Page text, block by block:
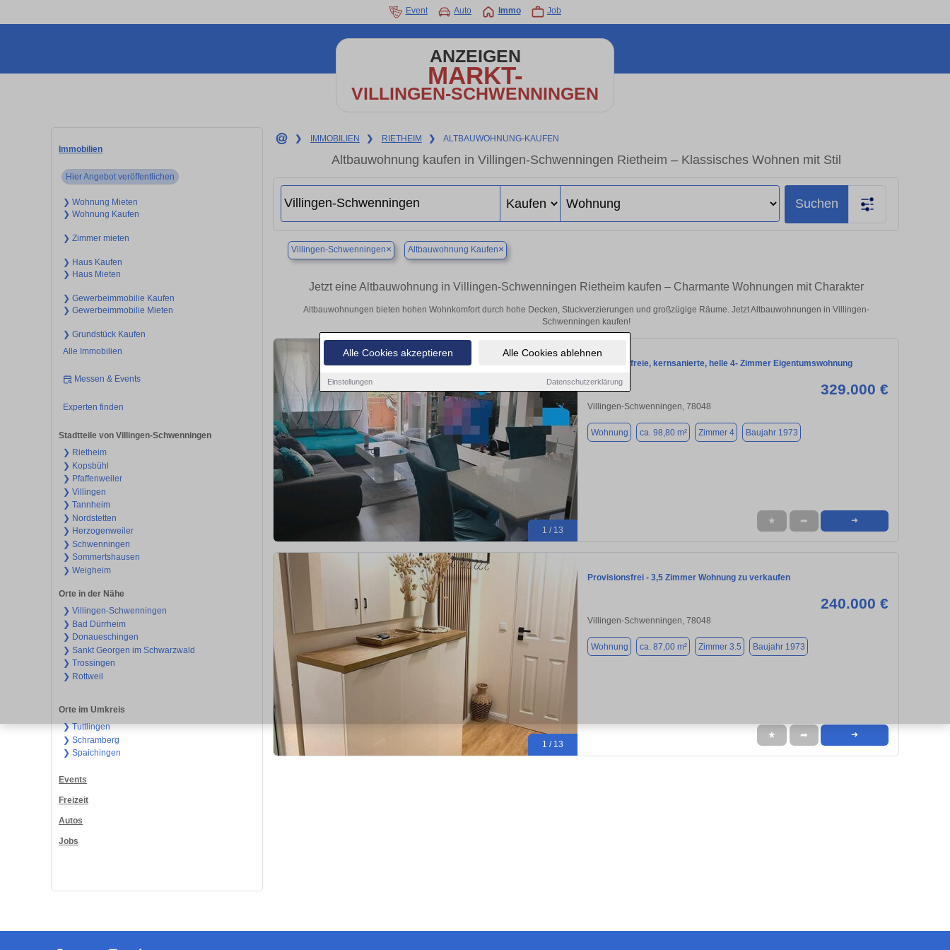
Alle Cookies akzeptieren Alle Cookies ablehnen
Einstellungen Datenschutzerklärung
Event Auto Immo Job
ANZEIGEN
MARKT-
VILLINGEN-SCHWENNINGEN
Immobilien
Hier Angebot veröffentlichen
❯ Wohnung Mieten
❯ Wohnung Kaufen
❯ Zimmer mieten
❯ Haus Kaufen
❯ Haus Mieten
❯ Gewerbeimmobilie Kaufen
❯ Gewerbeimmobilie Mieten
❯ Grundstück Kaufen
Alle Immobilien
Messen & Events
Experten finden
Stadtteile von Villingen-Schwenningen
❯ Rietheim
❯ Kopsbühl
❯ Pfaffenweiler
❯ Villingen
❯ Tannheim
❯ Nordstetten
❯ Herzogenweiler
❯ Schwenningen
❯ Sommertshausen
❯ Weigheim
Orte in der Nähe
❯ Villingen-Schwenningen
❯ Bad Dürrheim
❯ Donaueschingen
❯ Sankt Georgen im Schwarzwald
❯ Trossingen
❯ Rottweil
Orte im Umkreis
❯ Tuttlingen
❯ Schramberg
❯ Spaichingen
Events
Freizeit
Autos
Jobs
❯ IMMOBILIEN ❯ RIETHEIM ❯ ALTBAUWOHNUNG-KAUFEN
Altbauwohnung kaufen in Villingen-Schwenningen Rietheim – Klassisches Wohnen mit Stil
Suchen
Villingen-Schwenningen× Altbauwohnung Kaufen×
Jetzt eine Altbauwohnung in Villingen-Schwenningen Rietheim kaufen – Charmante Wohnungen mit Charakter
Altbauwohnungen bieten hohen Wohnkomfort durch hohe Decken, Stuckverzierungen und großzügige Räume. Jetzt Altbauwohnungen in Villingen-
Schwenningen kaufen!
1 / 13
Provisionsfreie, kernsanierte, helle 4- Zimmer Eigentumswohnung
329.000 €
Villingen-Schwenningen, 78048
Wohnung ca. 98,80 m² Zimmer 4 Baujahr 1973
★ ➦ ➜
1 / 13
Provisionsfrei - 3,5 Zimmer Wohnung zu verkaufen
240.000 €
Villingen-Schwenningen, 78048
Wohnung ca. 87,00 m² Zimmer 3.5 Baujahr 1973
★ ➦ ➜